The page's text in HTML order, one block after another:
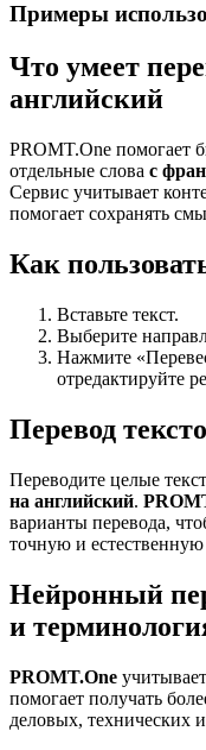
Примеры
Что умеет
английский
PROMT.One помогает
отдельные слова с
Сервис учитывает
помогает сохранять
Как
Вставьте текст.
Выберите
Нажмите
отредактируйте
Перевод
Переводите целые
на английский.
варианты перевода,
точную и
Нейронный
и
PROMT.One
помогает получать
деловых, технических